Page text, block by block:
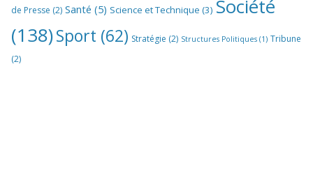
de Presse (2) Santé (5) Science et Technique (3) Société
(138)Sport (62) Stratégie (2) Structures Politiques (1) Tribune
(2)